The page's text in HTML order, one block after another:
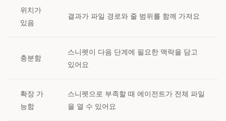
위치가
있음
결과가 파일 경로와 줄 범위를 함께 가져요
충분함
스니펫이 다음 단계에 필요한 맥락을 담고
있어요
확장 가
능함
스니펫으로 부족할 때 에이전트가 전체 파일
을 열 수 있어요